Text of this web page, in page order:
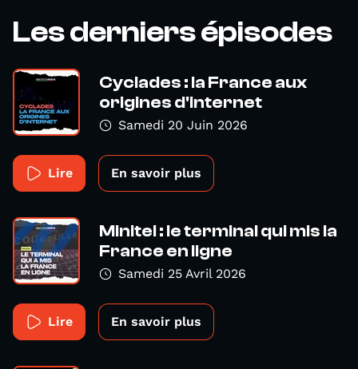
Les derniers épisodes
Cyclades : la France aux
origines d'internet
Samedi 20 Juin 2026
Lire En savoir plus
Minitel : le terminal qui mis la
France en ligne
Samedi 25 Avril 2026
Lire En savoir plus